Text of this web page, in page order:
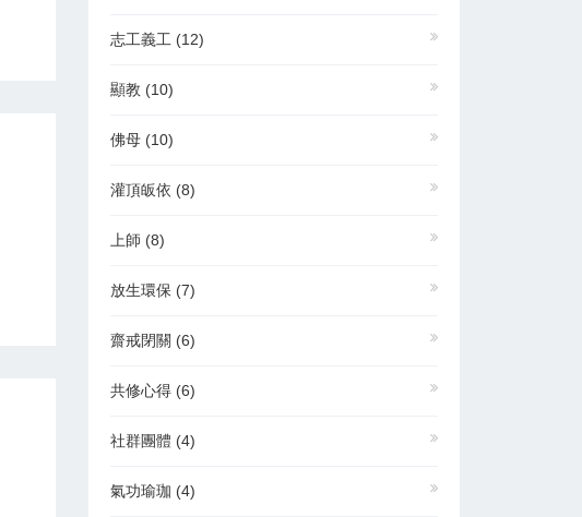
志工義工 (12)
顯教 (10)
佛母 (10)
灌頂皈依 (8)
上師 (8)
放生環保 (7)
齋戒閉關 (6)
共修心得 (6)
社群團體 (4)
氣功瑜珈 (4)